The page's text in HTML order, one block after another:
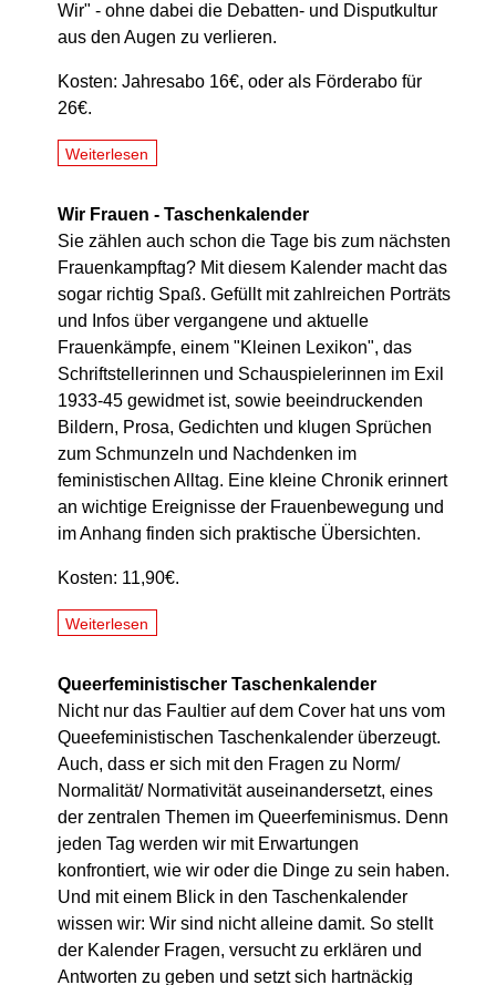
Wir" - ohne dabei die Debatten- und Disputkultur
aus den Augen zu verlieren.
Kosten: Jahresabo 16€, oder als Förderabo für
26€.
Weiterlesen
Wir Frauen - Taschenkalender
Sie zählen auch schon die Tage bis zum nächsten
Frauenkampftag? Mit diesem Kalender macht das
sogar richtig Spaß. Gefüllt mit zahlreichen Porträts
und Infos über vergangene und aktuelle
Frauenkämpfe, einem "Kleinen Lexikon", das
Schriftstellerinnen und Schauspielerinnen im Exil
1933-45 gewidmet ist, sowie beeindruckenden
Bildern, Prosa, Gedichten und klugen Sprüchen
zum Schmunzeln und Nachdenken im
feministischen Alltag. Eine kleine Chronik erinnert
an wichtige Ereignisse der Frauenbewegung und
im Anhang finden sich praktische Übersichten.
Kosten: 11,90€.
Weiterlesen
Queerfeministischer Taschenkalender
Nicht nur das Faultier auf dem Cover hat uns vom
Queefeministischen Taschenkalender überzeugt.
Auch, dass er sich mit den Fragen zu Norm/
Normalität/ Normativität auseinandersetzt, eines
der zentralen Themen im Queerfeminismus. Denn
jeden Tag werden wir mit Erwartungen
konfrontiert, wie wir oder die Dinge zu sein haben.
Und mit einem Blick in den Taschenkalender
wissen wir: Wir sind nicht alleine damit. So stellt
der Kalender Fragen, versucht zu erklären und
Antworten zu geben und setzt sich hartnäckig